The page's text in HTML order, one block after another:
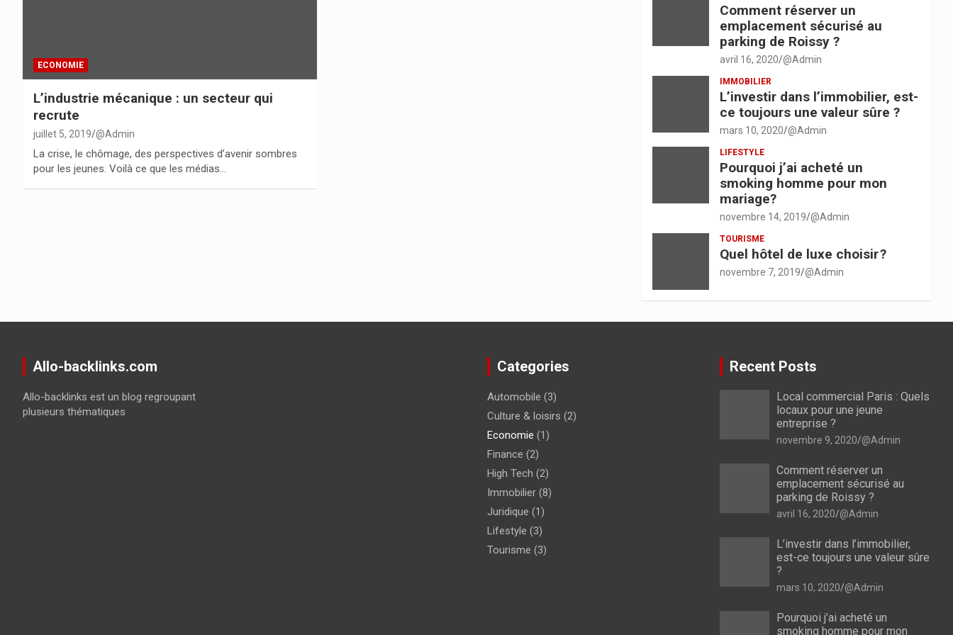
ECONOMIE
L’industrie mécanique : un secteur qui
recrute
juillet 5, 2019 @Admin
La crise, le chômage, des perspectives d’avenir sombres
pour les jeunes. Voilà ce que les médias…
Comment réserver un
emplacement sécurisé au
parking de Roissy ?
avril 16, 2020 @Admin
IMMOBILIER
L’investir dans l’immobilier, est-
ce toujours une valeur sûre ?
mars 10, 2020 @Admin
LIFESTYLE
Pourquoi j’ai acheté un
smoking homme pour mon
mariage?
novembre 14, 2019 @Admin
TOURISME
Quel hôtel de luxe choisir ?
novembre 7, 2019 @Admin
Allo-backlinks.com
Allo-backlinks est un blog regroupant
plusieurs thématiques
Categories
Automobile (3)
Culture & loisirs (2)
Economie (1)
Finance (2)
High Tech (2)
Immobilier (8)
Juridique (1)
Lifestyle (3)
Tourisme (3)
Recent Posts
Local commercial Paris : Quels
locaux pour une jeune
entreprise ?
novembre 9, 2020 @Admin
Comment réserver un
emplacement sécurisé au
parking de Roissy ?
avril 16, 2020 @Admin
L’investir dans l’immobilier,
est-ce toujours une valeur sûre
?
mars 10, 2020 @Admin
Pourquoi j’ai acheté un
smoking homme pour mon